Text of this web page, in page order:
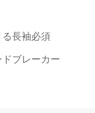
長袖必須
ブレーカー